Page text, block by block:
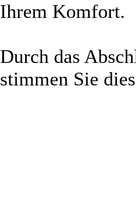
Ihrem Komfort.
Durch das
stimmen Sie